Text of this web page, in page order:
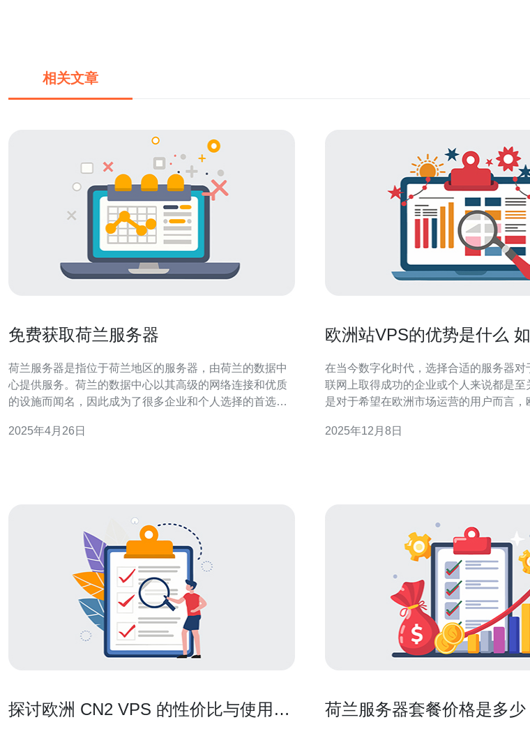
相关文章
免费获取荷兰服务器
荷兰服务器是指位于荷兰地区的服务器，由荷兰的数据中
心提供服务。荷兰的数据中心以其高级的网络连接和优质
的设施而闻名，因此成为了很多企业和个人选择的首选。
拥有出色的网络基础设施，能够提供高速、稳定的网络连
2025年4月26日
欧洲站VPS的优势是什么
在当今数字化时代，选择合适的服务器对
联网上取得成功的企业或个人来说都是至
是对于希望在欧洲市场运营的用户而言，
些优势，并提供一些选择合适VPS服务器的
2025年12月8日
探讨欧洲 CN2 VPS 的性价比与使用体
荷兰服务器套餐价格是多少